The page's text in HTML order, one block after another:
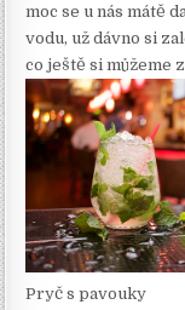
moc se u nás mátě
vodu, už dávno si
co ještě si můžeme
Pryč s pavouky